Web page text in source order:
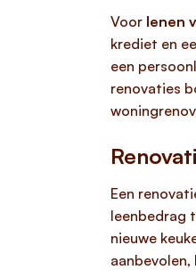
Voor lenen
krediet en
een
renovaties
Een
leenbedrag
nieuwe